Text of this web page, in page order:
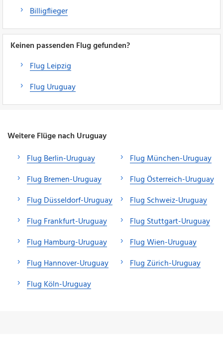
Billigflieger
Keinen passenden Flug gefunden?
Flug Leipzig
Flug Uruguay
Weitere Flüge nach Uruguay
Flug Berlin-Uruguay
Flug Bremen-Uruguay
Flug Düsseldorf-Uruguay
Flug Frankfurt-Uruguay
Flug Hamburg-Uruguay
Flug Hannover-Uruguay
Flug Köln-Uruguay
Flug München-Uruguay
Flug Österreich-Uruguay
Flug Schweiz-Uruguay
Flug Stuttgart-Uruguay
Flug Wien-Uruguay
Flug Zürich-Uruguay